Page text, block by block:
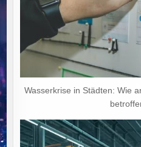
Wasserkrise in Städten: Wie